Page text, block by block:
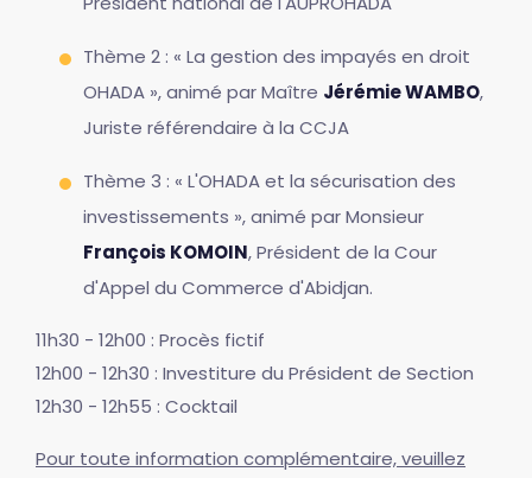
Thème 2 : « La gestion des impayés en droit
OHADA », animé par Maître Jérémie WAMBO,
Juriste référendaire à la CCJA
Thème 3 : « L'OHADA et la sécurisation des
investissements », animé par Monsieur
François KOMOIN, Président de la Cour
d'Appel du Commerce d'Abidjan.
11h30 - 12h00 : Procès fictif
12h00 - 12h30 : Investiture du Président de Section
12h30 - 12h55 : Cocktail
Pour toute information complémentaire, veuillez